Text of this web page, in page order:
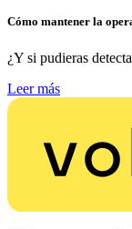
Cómo mantener la
¿Y si pudieras
Leer más